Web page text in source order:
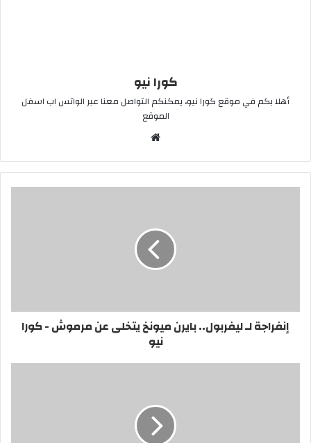
كورا نيو
أهلا بكم في موقع كورا نيو، يمكنكم التواصل معنا عبر الواتس اب اسفل
الموقع
إنفراجة لـ ليفربول.. بايرن ميونخ يتخلى عن مرموش - كورا
نيو